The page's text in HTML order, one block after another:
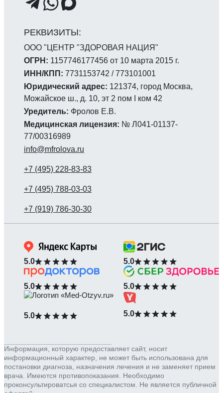
ООО "ЦЕНТР "ЗДОРОВАЯ НАЦИЯ"
ОГРН: 1157746177456 от 10 марта 2015 г.
ИНН/КПП: 7731153742 / 773101001
Юридический адрес: 121374, город Москва,
Можайское ш., д. 10, эт 2 пом I ком 42
Уредитель: Фролов Е.В.
Медицинская лицензия: № Л041-01137-
77/00316989
info@mfrolova.ru
5.0 5.0
5.0 5.0
5.0 5.0
Информация, которую предоставляет сайт, носит
информационный характер, не может быть использована для
постановки диагноза, назначения лечения и не заменяет прием
врача. Имеются противопоказания. Необходимо
проконсультироватсья со специалистом. Не является публичной